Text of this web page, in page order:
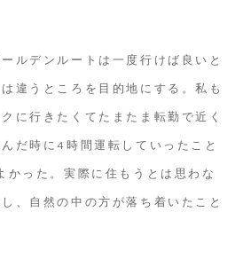
ルデンルートは一度行けば良いと
違うところを目的地にする。私も
に行きたくてたまたま転勤で近く
だ時に4時間運転していったこと
かった。実際に住もうとは思わな
、自然の中の方が落ち着いたこと